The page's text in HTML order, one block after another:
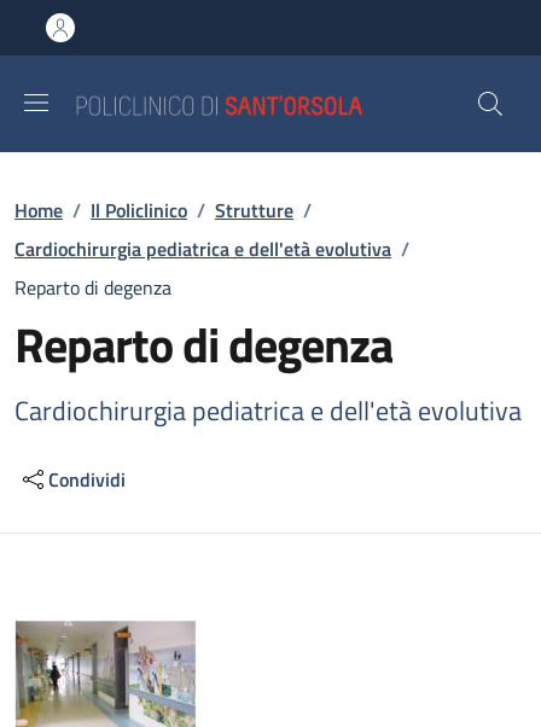
al contenuto principale
to footer content
Briciole di pane
Home / Il Policlinico / Strutture /
Cardiochirurgia pediatrica e dell'età evolutiva /
Reparto di degenza
Reparto di degenza
Cardiochirurgia pediatrica e dell'età evolutiva
Condividi